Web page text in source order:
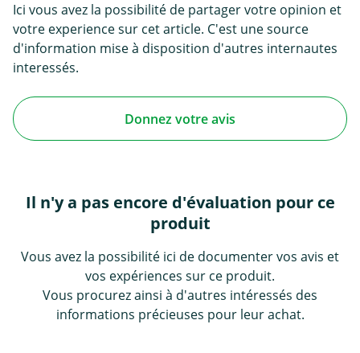
Ici vous avez la possibilité de partager votre opinion et
votre experience sur cet article. C'est une source
d'information mise à disposition d'autres internautes
interessés.
Donnez votre avis
Il n'y a pas encore d'évaluation pour ce
produit
Vous avez la possibilité ici de documenter vos avis et
vos expériences sur ce produit.
Vous procurez ainsi à d'autres intéressés des
informations précieuses pour leur achat.